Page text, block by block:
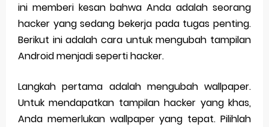
ini memberi kesan bahwa Anda adalah seorang
hacker yang sedang bekerja pada tugas penting.
Berikut ini adalah cara untuk mengubah tampilan
Android menjadi seperti hacker.
Langkah pertama adalah mengubah wallpaper.
Untuk mendapatkan tampilan hacker yang khas,
Anda memerlukan wallpaper yang tepat. Pilihlah